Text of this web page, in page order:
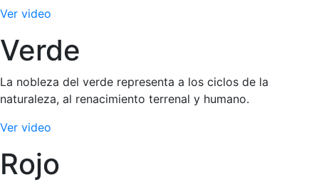
Ver video
Verde
La nobleza del verde representa a los ciclos de la
naturaleza, al renacimiento terrenal y humano.
Ver video
Rojo